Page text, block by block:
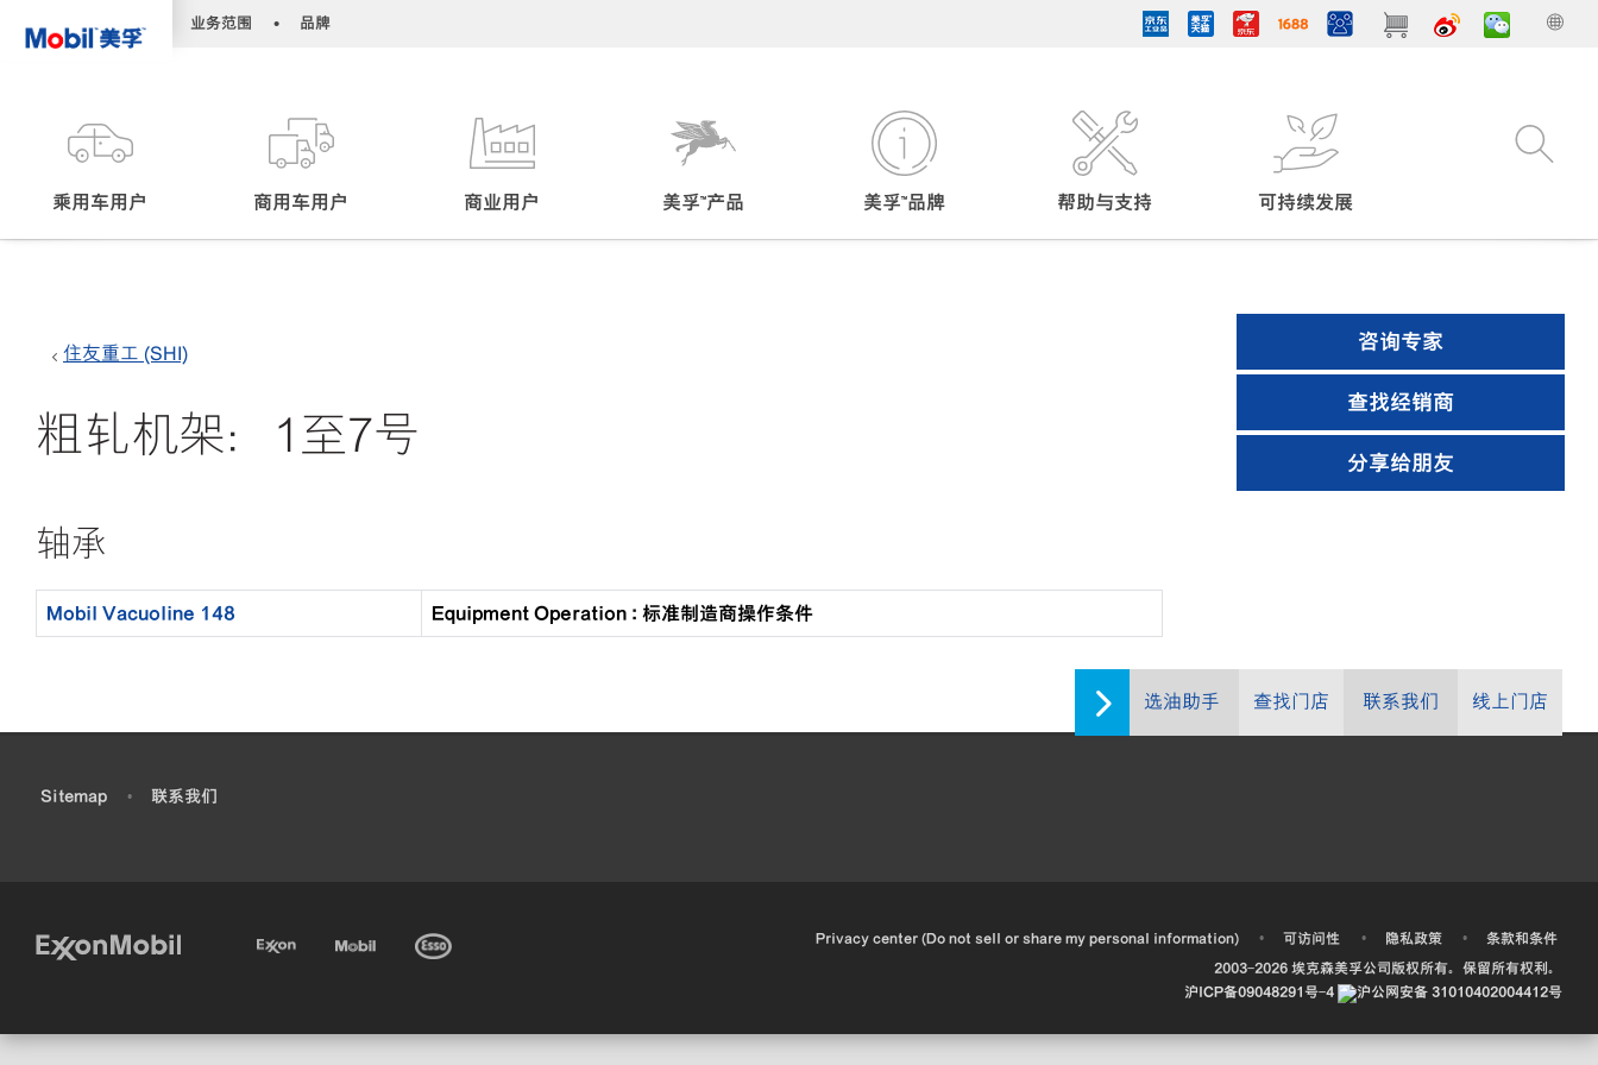
业务范围 • 品牌
乘用车用户 商用车用户 商业用户 美孚™产品 美孚™品牌 帮助与支持 可持续发展
选油助手 查找门店 联系我们 线上门店
住友重工 (SHI)
粗轧机架：1至7号
轴承
Mobil Vacuoline 148 Equipment Operation : 标准制造商操作条件
咨询专家
查找经销商
分享给朋友
Sitemap • 联系我们
Privacy center (Do not sell or share my personal information) • 可访问性 • 隐私政策 •
条款和条件
2003-2026 埃克森美孚公司版权所有。保留所有权利。
沪ICP备09048291号-4
沪公网安备 31010402004412号